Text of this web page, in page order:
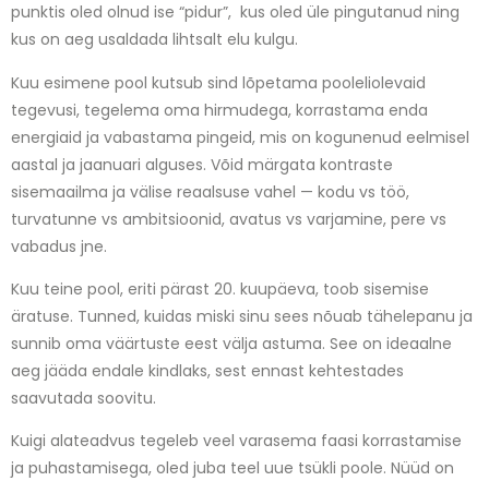
punktis oled olnud ise “pidur”, kus oled üle pingutanud ning
kus on aeg usaldada lihtsalt elu kulgu.
Kuu esimene pool kutsub sind lõpetama pooleliolevaid
tegevusi, tegelema oma hirmudega, korrastama enda
energiaid ja vabastama pingeid, mis on kogunenud eelmisel
aastal ja jaanuari alguses. Võid märgata kontraste
sisemaailma ja välise reaalsuse vahel — kodu vs töö,
turvatunne vs ambitsioonid, avatus vs varjamine, pere vs
vabadus jne.
Kuu teine pool, eriti pärast 20. kuupäeva, toob sisemise
äratuse. Tunned, kuidas miski sinu sees nõuab tähelepanu ja
sunnib oma väärtuste eest välja astuma. See on ideaalne
aeg jääda endale kindlaks, sest ennast kehtestades
saavutada soovitu.
Kuigi alateadvus tegeleb veel varasema faasi korrastamise
ja puhastamisega, oled juba teel uue tsükli poole. Nüüd on